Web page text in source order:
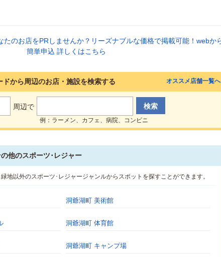
から周辺のお店・施設を検索する
周辺で
例：ラーメン、カフェ、病院、コンビニ
オススメ店舗一覧へ
他のスポーツ･レジャー
地以外のスポーツ･レジャージャンルからスポットを探すことができます。
洞爺湖町 美術館
洞爺湖町 体育館
洞爺湖町 キャンプ場